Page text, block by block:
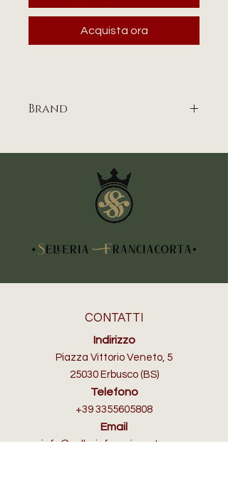
Acquista ora
Brand
CONTATTI
Indirizzo
Piazza Vittorio Veneto, 5
25030 Erbusco (BS)
Telefono
+39 3355605808
Email
info@selleriafranciacorta.com